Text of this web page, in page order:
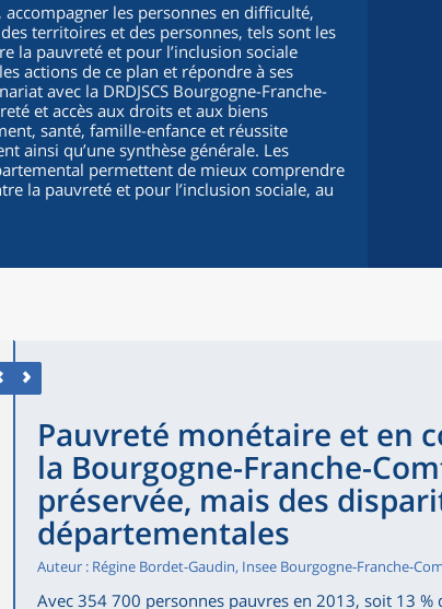
les personnes en difficulté,
territoires et des personnes, tels sont les
la pauvreté et pour l’inclusion sociale
actions de ce plan et répondre à ses
avec la DRDJSCS Bourgogne-Franche-
et accès aux droits et aux biens
santé, famille-enfance et réussite
ainsi qu’une synthèse générale. Les
permettent de mieux comprendre
la pauvreté et pour l’inclusion sociale, au
Pauvreté monétaire et en
la Bourgogne-Franche-
préservée, mais des
départementales
Auteur : Régine Bordet-Gaudin, Insee Bourgogne-Franche-
Avec 354 700 personnes pauvres en 2013, soit 13